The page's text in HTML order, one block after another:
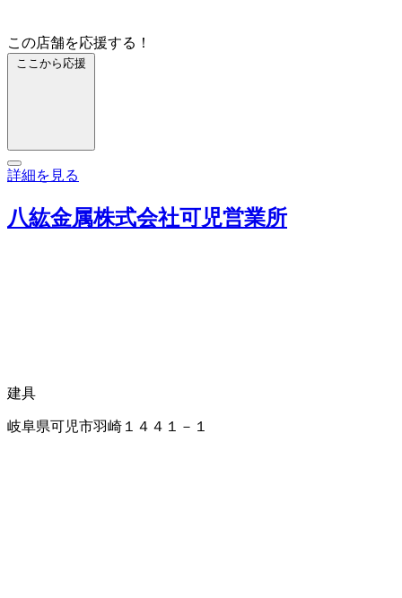
この店舗を応援する！
ここから応援
詳細を見る
八紘金属株式会社可児営業所
建具
岐阜県可児市羽崎１４４１－１